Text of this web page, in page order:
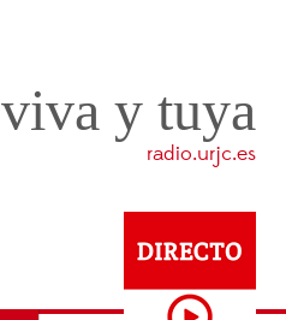
viva y tuya
radio.urjc.es